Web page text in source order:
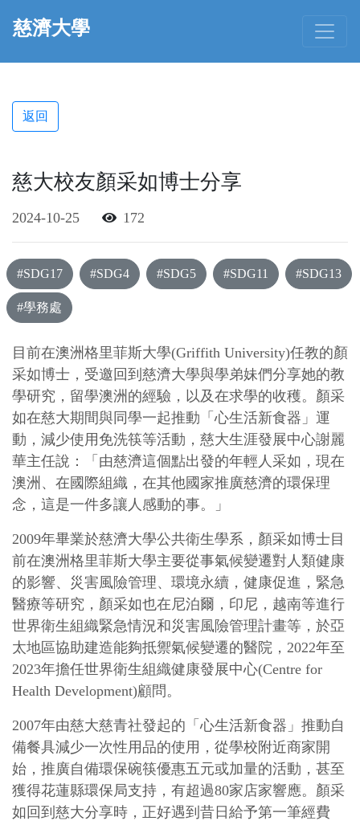
慈濟大學
返回
慈大校友顏采如博士分享
2024-10-25 172
#SDG17 #SDG4 #SDG5 #SDG11 #SDG13
#學務處
目前在澳洲格里菲斯大學(Griffith University)任教的顏
采如博士，受邀回到慈濟大學與學弟妹們分享她的教
學研究，留學澳洲的經驗，以及在求學的收穫。顏采
如在慈大期間與同學一起推動「心生活新食器」運
動，減少使用免洗筷等活動，慈大生涯發展中心謝麗
華主任說：「由慈濟這個點出發的年輕人采如，現在
澳洲、在國際組織，在其他國家推廣慈濟的環保理
念，這是一件多讓人感動的事。」
2009年畢業於慈濟大學公共衛生學系，顏采如博士目
前在澳洲格里菲斯大學主要從事氣候變遷對人類健康
的影響、災害風險管理、環境永續，健康促進，緊急
醫療等研究，顏采如也在尼泊爾，印尼，越南等進行
世界衛生組織緊急情況和災害風險管理計畫等，於亞
太地區協助建造能夠抵禦氣候變遷的醫院，2022年至
2023年擔任世界衛生組織健康發展中心(Centre for
Health Development)顧問。
2007年由慈大慈青社發起的「心生活新食器」推動自
備餐具減少一次性用品的使用，從學校附近商家開
始，推廣自備環保碗筷優惠五元或加量的活動，甚至
獲得花蓮縣環保局支持，有超過80家店家響應。顏采
如回到慈大分享時，正好遇到昔日給予第一筆經費